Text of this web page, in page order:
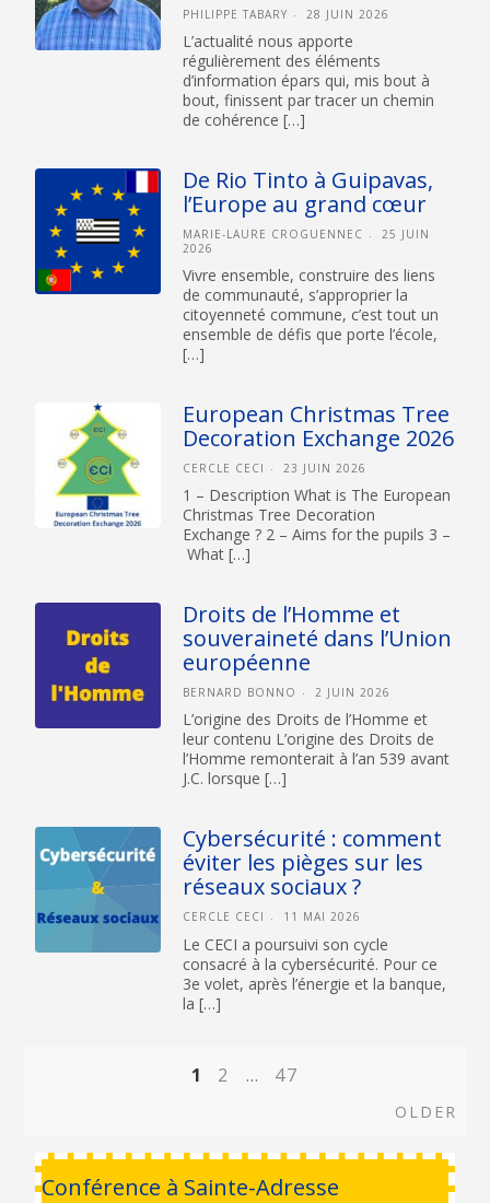
PHILIPPE TABARY 28 JUIN 2026
L’actualité nous apporte
régulièrement des éléments
d’information épars qui, mis bout à
bout, finissent par tracer un chemin
de cohérence […]
De Rio Tinto à Guipavas,
l’Europe au grand cœur
MARIE-LAURE CROGUENNEC
25 JUIN
2026
Vivre ensemble, construire des liens
de communauté, s’approprier la
citoyenneté commune, c’est tout un
ensemble de défis que porte l’école,
[…]
European Christmas Tree
Decoration Exchange 2026
CERCLE CECI 23 JUIN 2026
1 – Description What is The European
Christmas Tree Decoration
Exchange ? 2 – Aims for the pupils 3 –
What […]
Droits de l’Homme et
souveraineté dans l’Union
européenne
BERNARD BONNO 2 JUIN 2026
L’origine des Droits de l’Homme et
leur contenu L’origine des Droits de
l’Homme remonterait à l’an 539 avant
J.C. lorsque […]
Cybersécurité : comment
éviter les pièges sur les
réseaux sociaux ?
CERCLE CECI 11 MAI 2026
Le CECI a poursuivi son cycle
consacré à la cybersécurité. Pour ce
3e volet, après l’énergie et la banque,
la […]
navigation
1 2 …
47
OLDER
Conférence à Sainte-Adresse